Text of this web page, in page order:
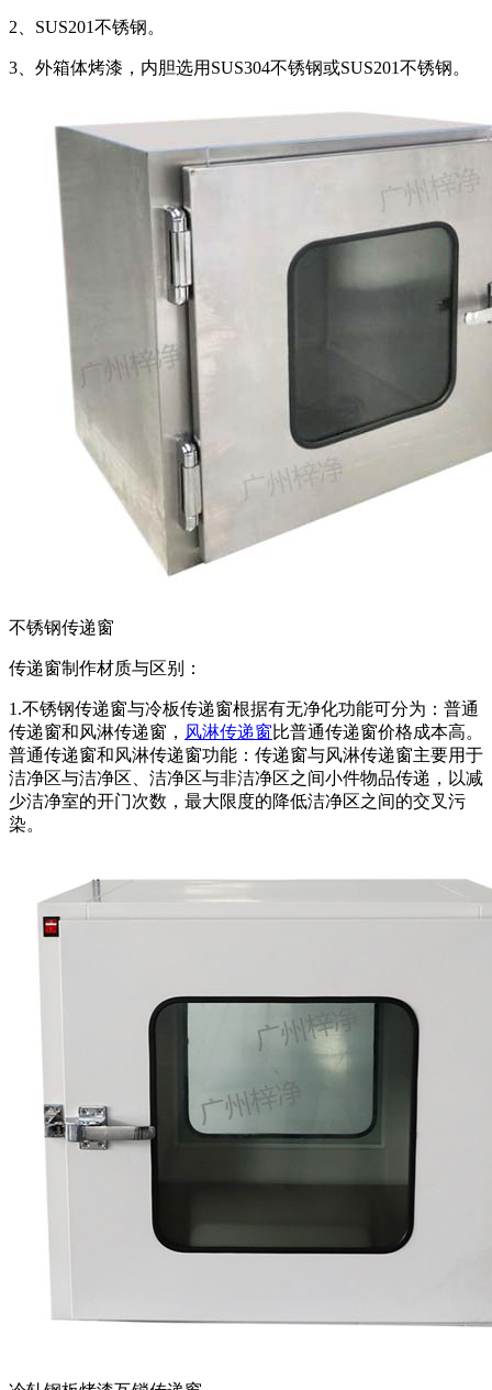
2、SUS201不锈钢。
3、外箱体烤漆，内胆选用SUS304不锈钢或SUS201不锈钢。
不锈钢传递窗
传递窗制作材质与区别：
1.不锈钢传递窗与冷板传递窗根据有无净化功能可分为：普通
传递窗和风淋传递窗， 风淋传递窗比普通传递窗价格成本高。
普通传递窗和风淋传递窗功能：传递窗与风淋传递窗主要用于
洁净区与洁净区、洁净区与非洁净区之间小件物品传递，以减
少洁净室的开门次数，最大限度的降低洁净区之间的交叉污
染。